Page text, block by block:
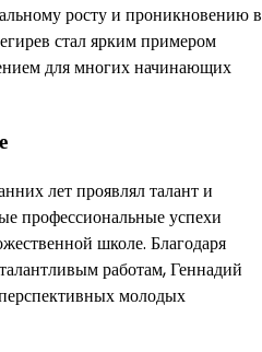
росту и проникновению в
стал ярким примером
для многих начинающих
лет проявлял талант и
профессиональные успехи
школе. Благодаря
работам, Геннадий
молодых